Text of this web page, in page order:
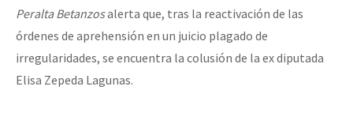
Peralta Betanzosalerta que, tras la reactivación de las
órdenes de aprehensión en un juicio plagado de
irregularidades, se encuentra la colusión de la ex diputada
Elisa Zepeda Lagunas.